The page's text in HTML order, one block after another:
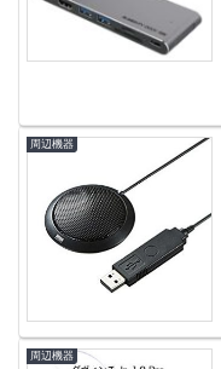
周辺機器
周辺機器